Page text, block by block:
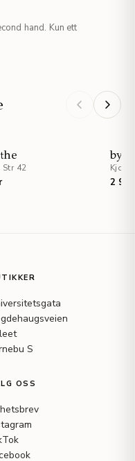
hand. Kun ett
Str 42
by
Kjole
2
S
OSS